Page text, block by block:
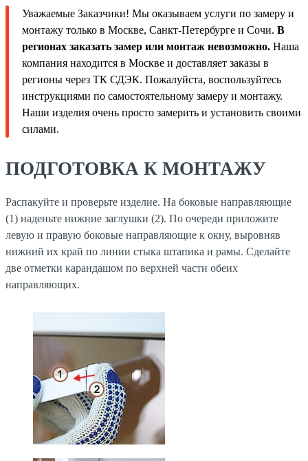
Уважаемые Заказчики! Мы оказываем услуги по замеру и
монтажу только в Москве, Санкт-Петербурге и Сочи. В
регионах заказать замер или монтаж невозможно. Наша
компания находится в Москве и доставляет заказы в
регионы через ТК СДЭК. Пожалуйста, воспользуйтесь
инструкциями по самостоятельному замеру и монтажу.
Наши изделия очень просто замерить и установить своими
силами.
ПОДГОТОВКА К МОНТАЖУ
Распакуйте и проверьте изделие. На боковые направляющие
(1) наденьте нижние заглушки (2). По очереди приложите
левую и правую боковые направляющие к окну, выровняв
нижний их край по линии стыка штапика и рамы. Сделайте
две отметки карандашом по верхней части обеих
направляющих.